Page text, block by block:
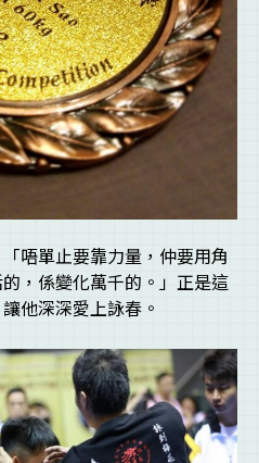
唔單止要靠力量，仲要用角
，係變化萬千的。」正是這
他深深愛上詠春。